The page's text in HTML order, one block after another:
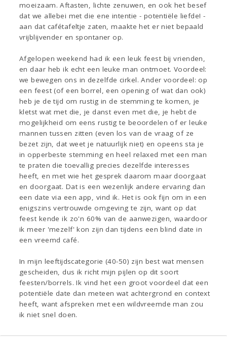
moeizaam. Aftasten, lichte zenuwen, en ook het besef
dat we allebei met die ene intentie - potentiële liefde! -
aan dat cafétafeltje zaten, maakte het er niet bepaald
vrijblijvender en spontaner op.
Afgelopen weekend had ik een leuk feest bij vrienden,
en daar heb ik echt een leuke man ontmoet. Voordeel:
we bewegen ons in dezelfde cirkel. Ander voordeel: op
een feest (of een borrel, een opening of wat dan ook)
heb je de tijd om rustig in de stemming te komen, je
kletst wat met die, je danst even met die, je hebt de
mogelijkheid om eens rustig te beoordelen of er leuke
mannen tussen zitten (even los van de vraag of ze
bezet zijn, dat weet je natuurlijk niet) en opeens sta je
in opperbeste stemming en heel relaxed met een man
te praten die toevallig precies dezelfde interesses
heeft, en met wie het gesprek daarom maar doorgaat
en doorgaat. Dat is een wezenlijk andere ervaring dan
een date via een app, vind ik. Het is ook fijn om in een
enigszins vertrouwde omgeving te zijn, want op dat
feest kende ik zo'n 60% van de aanwezigen, waardoor
ik meer 'mezelf' kon zijn dan tijdens een blind date in
een vreemd café.
In mijn leeftijdscategorie (40-50) zijn best wat mensen
gescheiden, dus ik richt mijn pijlen op dit soort
feesten/borrels. Ik vind het een groot voordeel dat een
potentiële date dan meteen wat achtergrond en context
heeft, want afspreken met een wildvreemde man zou
ik niet snel doen.